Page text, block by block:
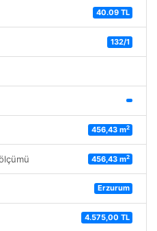
40.09 TL
132/1
456,43 m2
456,43 m2
Erzurum
4.575,00 TL